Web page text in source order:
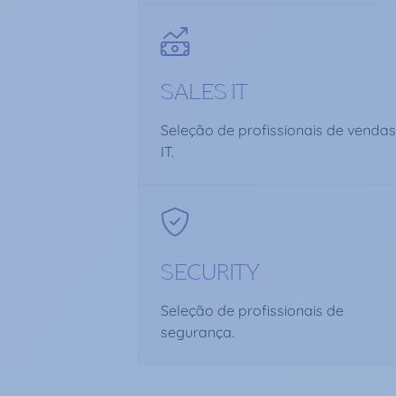
SALES IT
Seleção de profissionais de vendas
IT.
SECURITY
Seleção de profissionais de
segurança.